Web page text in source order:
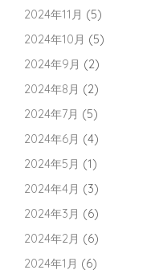
2024年11月 (5)
2024年10月 (5)
2024年9月 (2)
2024年8月 (2)
2024年7月 (5)
2024年6月 (4)
2024年5月 (1)
2024年4月 (3)
2024年3月 (6)
2024年2月 (6)
2024年1月 (6)